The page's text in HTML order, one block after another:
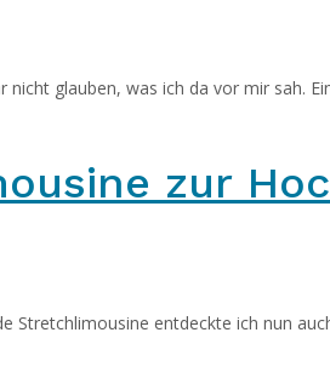
nicht glauben, was ich da vor mir sah.
zur
Stretchlimousine entdeckte ich nun